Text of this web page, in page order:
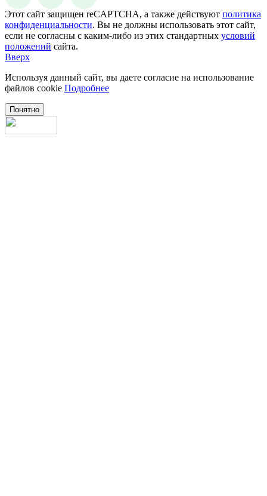
Этот сайт защищен reCAPTCHA, а также действуют политика
конфиденциальности. Вы не должны использовать этот сайт,
если не согласны с каким-либо из этих стандартных условий
положений сайта.
Вверх
Используя данный сайт, вы даете согласие на использование
файлов cookie Подробнее
Понятно